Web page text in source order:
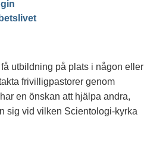
utbildning på plats i någon eller
frivilligpastorer genom
en önskan att hjälpa andra,
sig vid vilken Scientologi-kyrka